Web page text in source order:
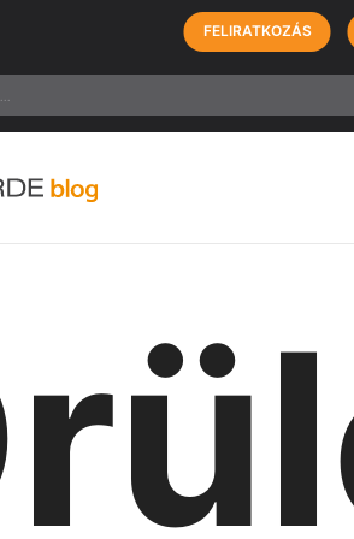
FELIRATKOZÁS